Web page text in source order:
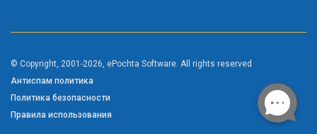
© Copyright, 2001-2026, ePochta Software. All rights reserved
Антиспам политика
Политика безопасности
Правила использования